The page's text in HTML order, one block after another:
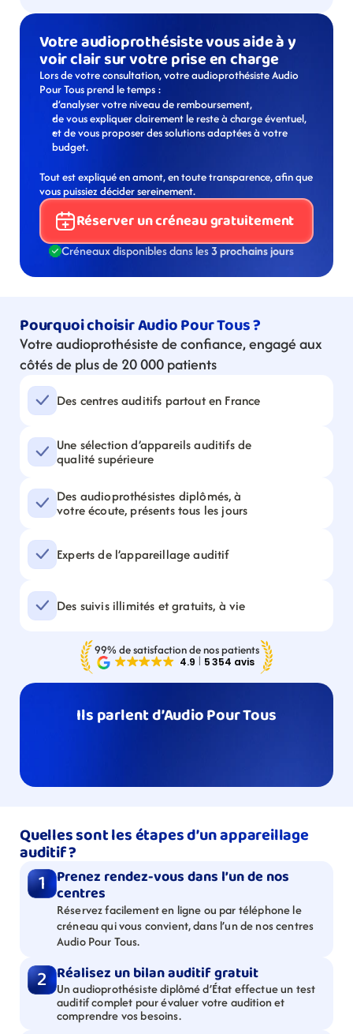
Votre audioprothésiste vous aide à y
voir clair sur votre prise en charge
Lors de votre consultation, votre audioprothésiste Audio
Pour Tous prend le temps :
d’analyser votre niveau de remboursement,
de vous expliquer clairement le reste à charge éventuel,
et de vous proposer des solutions adaptées à votre
budget.
Tout est expliqué en amont, en toute transparence, afin que
vous puissiez décider sereinement.
Réserver un créneau gratuitement
Créneaux disponibles dans les 3 prochains jours
Pourquoi choisir Audio Pour Tous ?
Votre audioprothésiste de confiance, engagé aux
côtés de plus de 20 000 patients
Des centres auditifs partout en France
Une sélection d’appareils auditifs de
qualité supérieure
Des audioprothésistes diplômés, à
votre écoute, présents tous les jours
Experts de l’appareillage auditif
Des suivis illimités et gratuits, à vie
99% de satisfaction de nos patients
Ils parlent d’Audio Pour Tous
Quelles sont les étapes d’un appareillage
auditif ?
1 Prenez rendez-vous dans l’un de nos
centres
Réservez facilement en ligne ou par téléphone le
créneau qui vous convient, dans l’un de nos centres
Audio Pour Tous.
2 Réalisez un bilan auditif gratuit
Un audioprothésiste diplômé d’État effectue un test
auditif complet pour évaluer votre audition et
comprendre vos besoins.